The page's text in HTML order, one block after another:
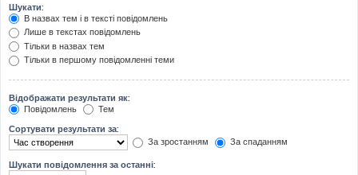
Шукати:
В назвах тем і в тексті повідомлень
Лише в текстах повідомлень
Тільки в назвах тем
Тільки в першому повідомленні теми
Відображати результати як:
Повідомлень
Тем
Сортувати результати за:
За зростанням
За спаданням
Шукати повідомлення за останні: